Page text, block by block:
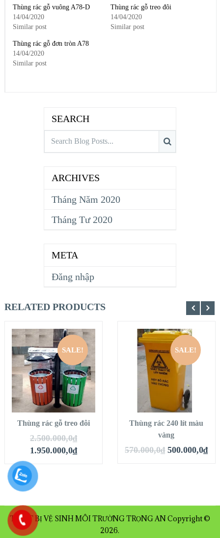
Thùng rác gỗ vuông A78-D
14/04/2020
Similar post
Thùng rác gỗ treo đôi
14/04/2020
Similar post
Thùng rác gỗ đơn tròn A78
14/04/2020
Similar post
SEARCH
ARCHIVES
Tháng Năm 2020
Tháng Tư 2020
META
Đăng nhập
RELATED PRODUCTS
SALE!
Thùng rác gỗ treo đôi
2.500.000,0₫
1.950.000,0₫
SALE!
Thùng rác 240 lít màu
vàng
570.000,0₫ 500.000,0₫
THIẾT BỊ VỆ SINH MÔI TRƯỜNG TRỌNG ANCopyright ©
2026.